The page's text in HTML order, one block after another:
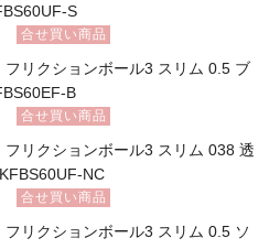
S
合せ買い商品
フリクションボール3 スリム 0.5 ブ
B
合せ買い商品
フリクションボール3 スリム 038 透
NC
合せ買い商品
フリクションボール3 スリム 0.5 ソ